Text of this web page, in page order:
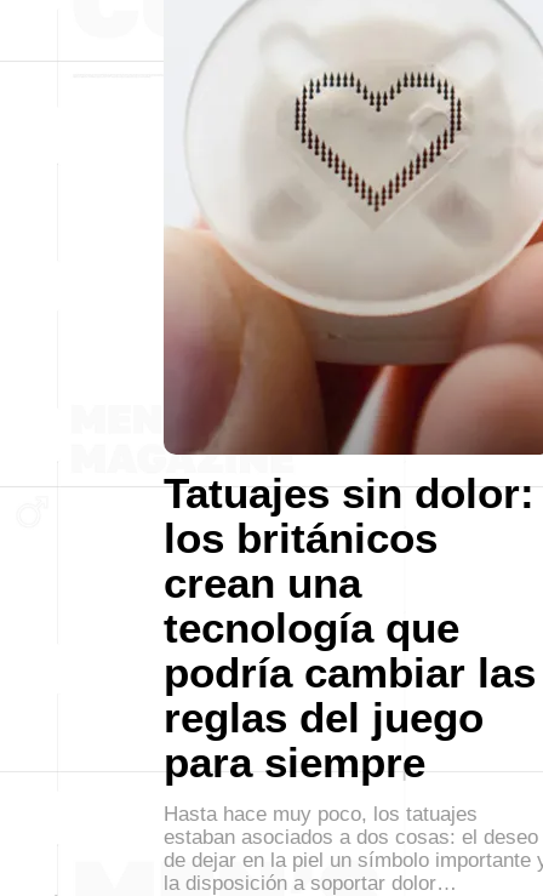
Tatuajes sin dolor:
los británicos
crean una
tecnología que
podría cambiar las
reglas del juego
para siempre
Hasta hace muy poco, los tatuajes
estaban asociados a dos cosas: el deseo
de dejar en la piel un símbolo importante
la disposición a soportar dolor…